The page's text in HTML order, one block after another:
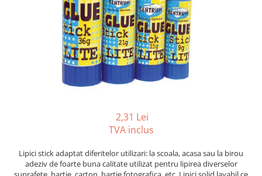
Tipizate autocopiative
Tipizate autocopiative
Indigo si hartie carbon
2,31 Lei
TVA inclus
Lipici stick adaptat diferitelor utilizari: la scoala, acasa sau la birou
adeziv de foarte buna calitate utilizat pentru lipirea diverselor